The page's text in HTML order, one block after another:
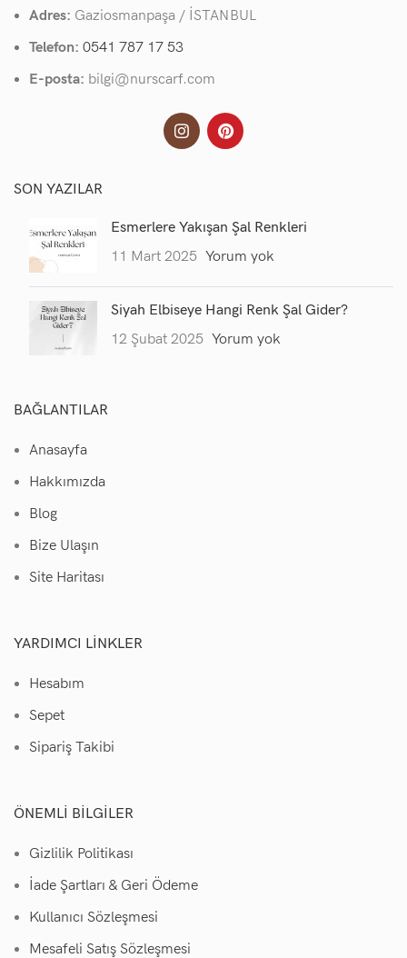
Adres: Gaziosmanpaşa / İSTANBUL
Telefon: 0541 787 17 53
E-posta: bilgi@nurscarf.com
SON YAZILAR
Esmerlere Yakışan Şal Renkleri
11 Mart 2025 Yorum yok
Siyah Elbiseye Hangi Renk Şal Gider?
12 Şubat 2025 Yorum yok
BAĞLANTILAR
Anasayfa
Hakkımızda
Blog
Bize Ulaşın
Site Haritası
YARDIMCI LINKLER
Hesabım
Sepet
Sipariş Takibi
ÖNEMLI BILGILER
Gizlilik Politikası
İade Şartları & Geri Ödeme
Kullanıcı Sözleşmesi
Mesafeli Satış Sözleşmesi